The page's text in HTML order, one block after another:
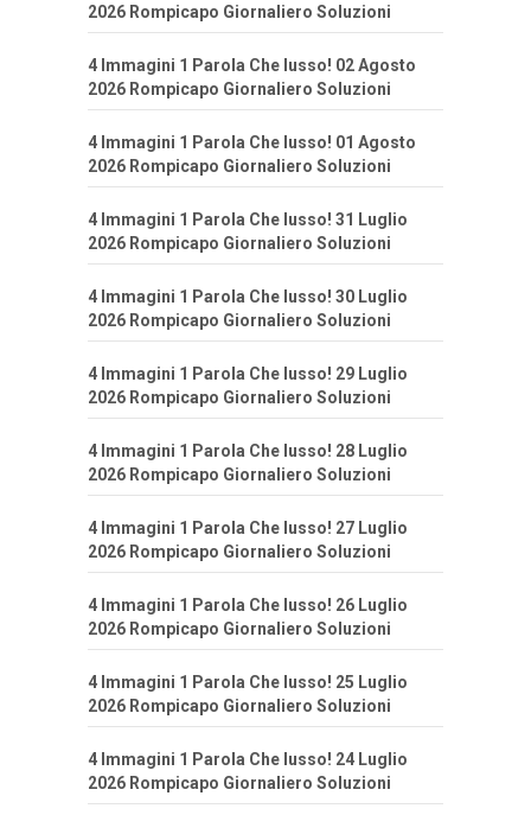
2026 Rompicapo Giornaliero Soluzioni
4 Immagini 1 Parola Che lusso! 02 Agosto
2026 Rompicapo Giornaliero Soluzioni
4 Immagini 1 Parola Che lusso! 01 Agosto
2026 Rompicapo Giornaliero Soluzioni
4 Immagini 1 Parola Che lusso! 31 Luglio
2026 Rompicapo Giornaliero Soluzioni
4 Immagini 1 Parola Che lusso! 30 Luglio
2026 Rompicapo Giornaliero Soluzioni
4 Immagini 1 Parola Che lusso! 29 Luglio
2026 Rompicapo Giornaliero Soluzioni
4 Immagini 1 Parola Che lusso! 28 Luglio
2026 Rompicapo Giornaliero Soluzioni
4 Immagini 1 Parola Che lusso! 27 Luglio
2026 Rompicapo Giornaliero Soluzioni
4 Immagini 1 Parola Che lusso! 26 Luglio
2026 Rompicapo Giornaliero Soluzioni
4 Immagini 1 Parola Che lusso! 25 Luglio
2026 Rompicapo Giornaliero Soluzioni
4 Immagini 1 Parola Che lusso! 24 Luglio
2026 Rompicapo Giornaliero Soluzioni